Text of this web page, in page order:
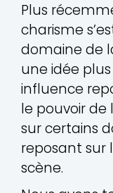
Plus
charisme
domaine de
une idée
influence
le pouvoir de
sur certains
reposant sur
scène.